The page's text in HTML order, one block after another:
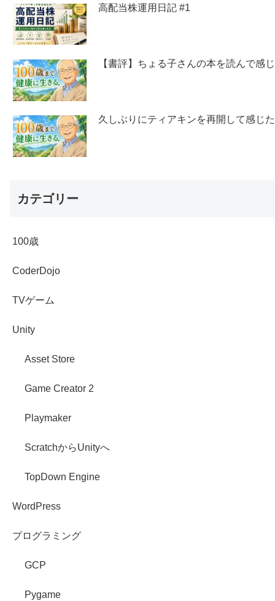
高配当株運用日記 #1
【書評】ちょる子さんの本を読んで感
久しぶりにティアキンを再開して感じ
カテゴリー
100歳
CoderDojo
TVゲーム
Unity
Asset Store
Game Creator 2
Playmaker
ScratchからUnityへ
TopDown Engine
WordPress
プログラミング
GCP
Pygame